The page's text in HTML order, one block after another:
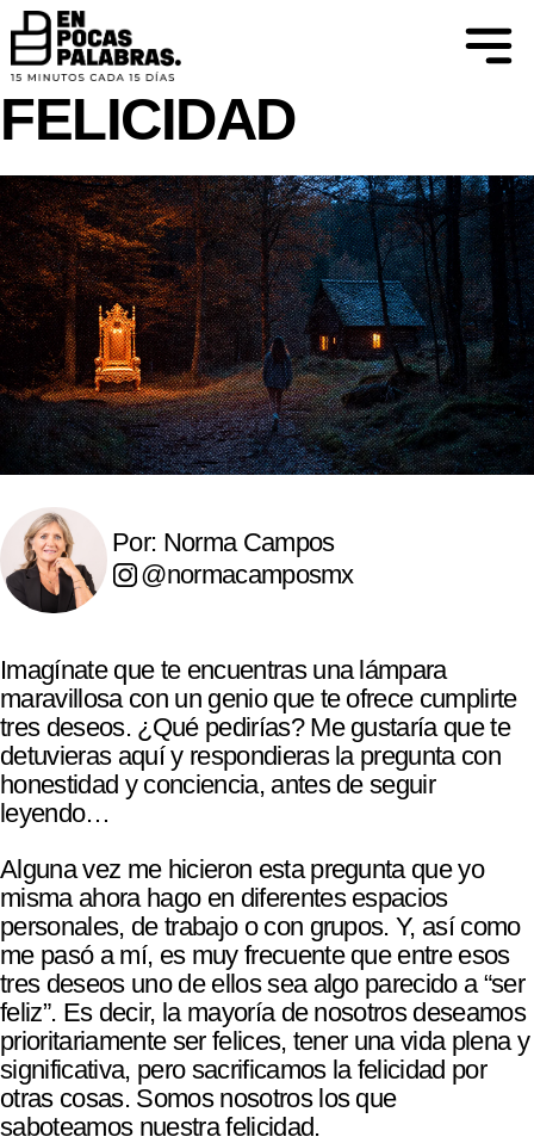
ATISBOS DE CONSCIENCIA
BIENESTAR Y
FELICIDAD
Por: Norma Campos
@normacamposmx
Imagínate que te encuentras una lámpara
maravillosa con un genio que te ofrece cumplirte
tres deseos. ¿Qué pedirías? Me gustaría que te
detuvieras aquí y respondieras la pregunta con
honestidad y conciencia, antes de seguir
leyendo…
Alguna vez me hicieron esta pregunta que yo
misma ahora hago en diferentes espacios
personales, de trabajo o con grupos. Y, así como
me pasó a mí, es muy frecuente que entre esos
tres deseos uno de ellos sea algo parecido a “ser
feliz”. Es decir, la mayoría de nosotros deseamos
prioritariamente ser felices, tener una vida plena y
significativa, pero sacrificamos la felicidad por
otras cosas. Somos nosotros los que
saboteamos nuestra felicidad.